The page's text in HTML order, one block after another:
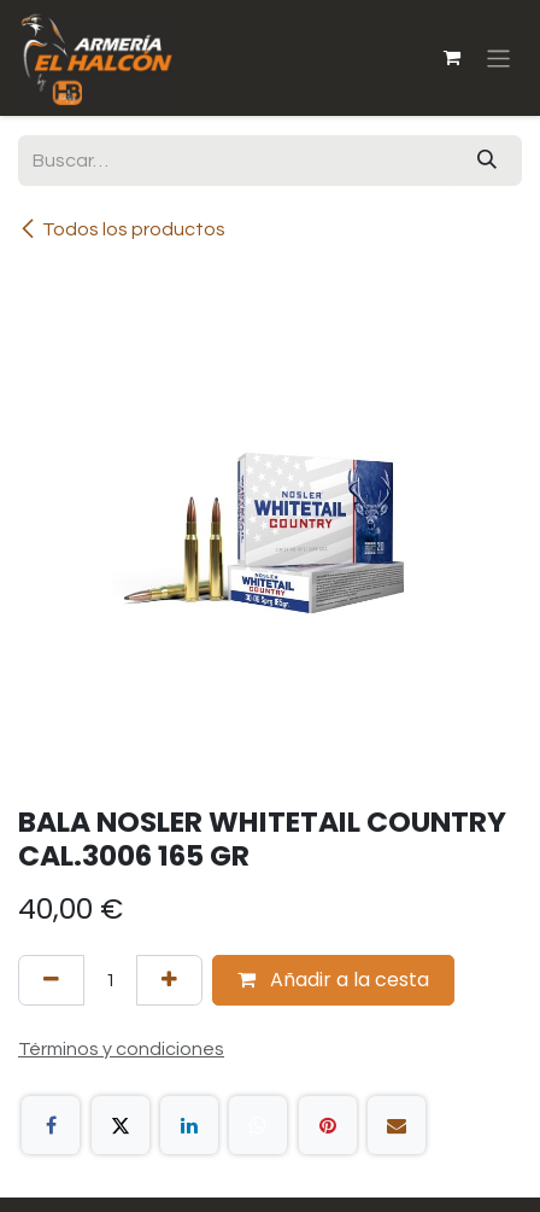
Ir al contenido
Todos los productos
BALA NOSLER WHITETAIL COUNTRY
CAL.3006 165 GR
40,00 €
Añadir a la cesta
Términos y condiciones